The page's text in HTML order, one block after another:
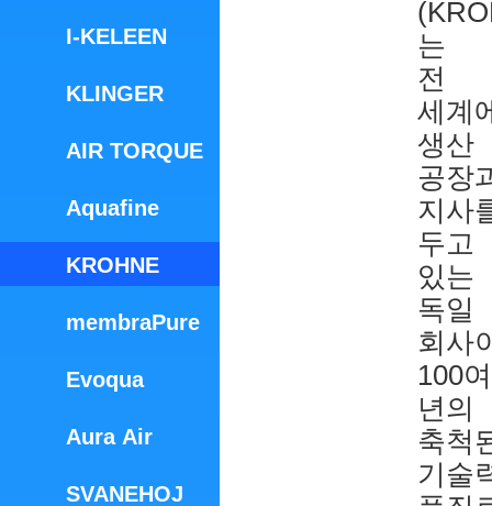
I-KELEEN
KLINGER
AIR TORQUE
Aquafine
KROHNE
membraPure
Evoqua
Aura Air
SVANEHOJ
는
전
세계
생산
공장
지사
두고
있는
독일
회사
100여
년의
축척
기술